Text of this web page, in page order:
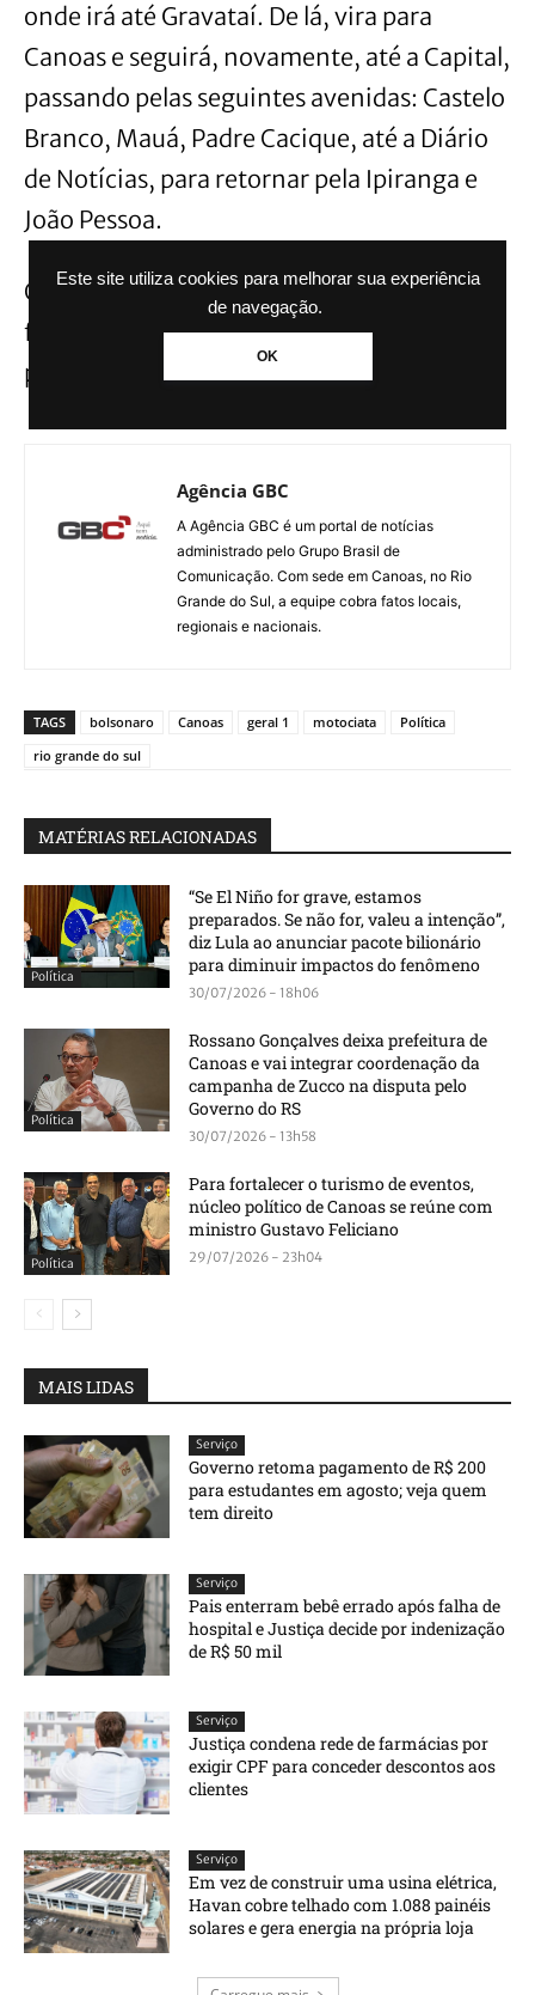
Este site utiliza cookies para melhorar sua experiência
de navegação.
OK
onde irá até Gravataí. De lá, vira para
Canoas e seguirá, novamente, até a Capital,
passando pelas seguintes avenidas: Castelo
Branco, Mauá, Padre Cacique, até a Diário
de Notícias, para retornar pela Ipiranga e
João Pessoa.
O roteiro ainda pode sofrer reajustes. Um
forte esquema de segurança está sendo
preparado para o evento.
Agência GBC
A Agência GBC é um portal de notícias
administrado pelo Grupo Brasil de
Comunicação. Com sede em Canoas, no Rio
Grande do Sul, a equipe cobra fatos locais,
regionais e nacionais.
TAGS bolsonaro Canoas geral 1 motociata
Política
rio grande do sul
MATÉRIAS RELACIONADAS
Política
“Se El Niño for grave, estamos
preparados. Se não for, valeu a intenção”,
diz Lula ao anunciar pacote bilionário
para diminuir impactos do fenômeno
30/07/2026 - 18h06
Política
Rossano Gonçalves deixa prefeitura de
Canoas e vai integrar coordenação da
campanha de Zucco na disputa pelo
Governo do RS
30/07/2026 - 13h58
Política
Para fortalecer o turismo de eventos,
núcleo político de Canoas se reúne com
ministro Gustavo Feliciano
29/07/2026 - 23h04
MAIS LIDAS
Serviço
Governo retoma pagamento de R$ 200
para estudantes em agosto; veja quem
tem direito
Serviço
Pais enterram bebê errado após falha de
hospital e Justiça decide por indenização
de R$ 50 mil
Serviço
Justiça condena rede de farmácias por
exigir CPF para conceder descontos aos
clientes
Serviço
Em vez de construir uma usina elétrica,
Havan cobre telhado com 1.088 painéis
solares e gera energia na própria loja